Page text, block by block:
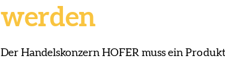
werden
Der Handelskonzern HOFER muss ein